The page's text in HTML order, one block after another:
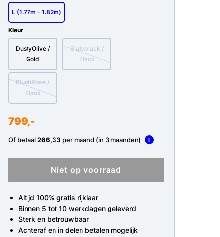
L (1.77m - 1.82m)
Kleur
DustyOlive /
Gold
Slateblack /
Black
BlushRose /
Black
799,-
Of betaal266,33 per maand (in 3 maanden) i
Niet op voorraad
Altijd 100% gratis rijklaar
Binnen 5 tot 10 werkdagen geleverd
Sterk en betrouwbaar
Achteraf en in delen betalen mogelijk